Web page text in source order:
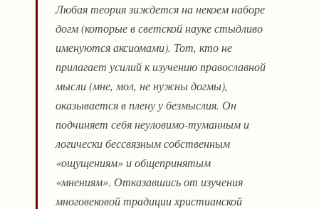
Любая теория зиждется на некоем наборе
догм (которые в светской науке стыдливо
именуются аксиомами). Тот, кто не
прилагает усилий к изучению православной
мысли (мне, мол, не нужны догмы),
оказывается в плену у безмыслия. Он
подчиняет себя неуловимо-туманным и
логически бессвязным собственным
«ощущениям» и общепринятым
«мнениям». Отказавшись от изучения
многовековой традиции христианской